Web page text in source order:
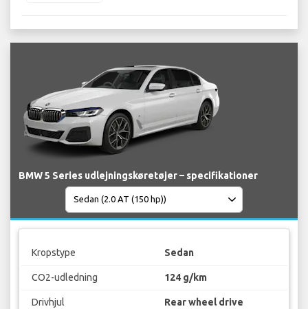
BMW 5 Series udlejningskøretøjer – specifikationer
Kropstype Sedan
CO2-udledning 124 g/km
Drivhjul Rear wheel drive